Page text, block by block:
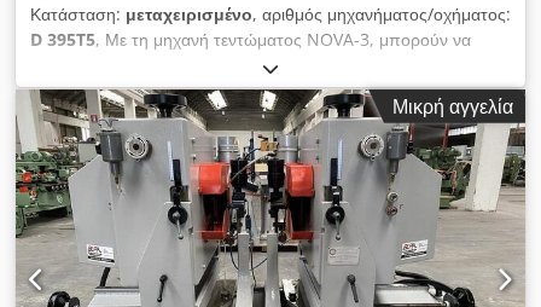
Κατάσταση: μεταχειρισμένο, αριθμός μηχανήματος/οχήματος:
D 395T5, Με τη μηχανή τεντώματος NOVA-3, μπορούν να
παραχθούν ταυτόχρονα δύο στρογγυλεμένες τέντες
διαφορετικών μεγεθών και κλίσεων και στα δύο άκρα ενός
τμήματος από μασίφ ξύλο. Η καινοτόμος τεχνολογία του
NOVA-3 το καθιστά το κορυφαίο μηχάνημα τεντώματος διπλής
όψης στην αγορά. ΣΤΕΡΗ ΜΗΧΑΝΙΚΗ Συγκολλημένη
κατασκευή από ανόπτηση χάλυβα χωρίς στρέψη, χωρίς
καταπονήσεις, μονάδες επεξεργασίας μεγάλου μεγέθους με
στηρίγματα και ολισθητήρες από γκρι χυτοσίδηρο, απολύτως
χωρίς κραδασμούς. Μηχανικά σχεδιασμένα για υψηλή
λειτουργική αξιοπιστία με μέγιστη απόδοση παραγωγής.
Μικρή αγγελία